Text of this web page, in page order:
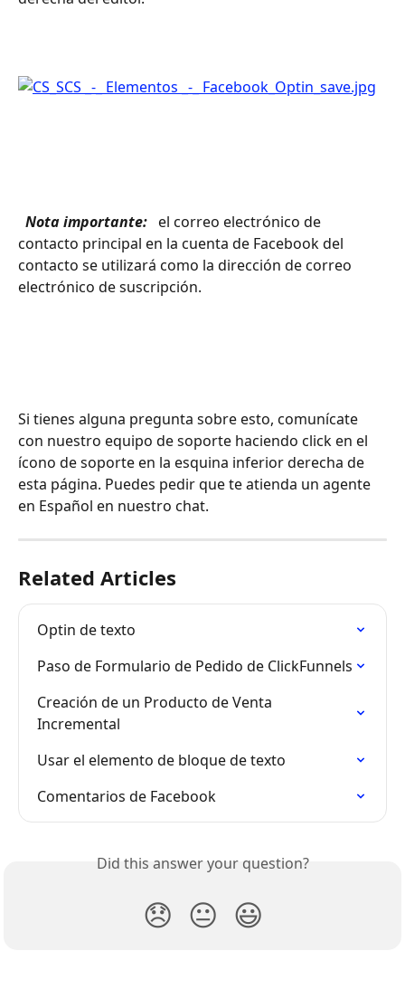
Nota importante: el correo electrónico de
contacto principal en la cuenta de Facebook del
contacto se utilizará como la dirección de correo
electrónico de suscripción.
Si tienes alguna pregunta sobre esto, comunícate
con nuestro equipo de soporte haciendo click en el
ícono de soporte en la esquina inferior derecha de
esta página. Puedes pedir que te atienda un agente
en Español en nuestro chat.
Related Articles
Optin de texto
Paso de Formulario de Pedido de ClickFunnels
Creación de un Producto de Venta
Incremental
Usar el elemento de bloque de texto
Comentarios de Facebook
Did this answer your question?
😞 😐 😃